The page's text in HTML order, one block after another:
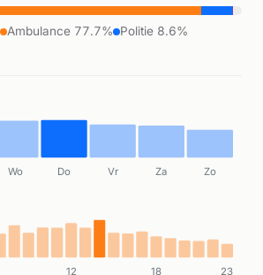
Ambulance 77.7%
Politie 8.6%
Wo Do Vr Za Zo
12 18 23